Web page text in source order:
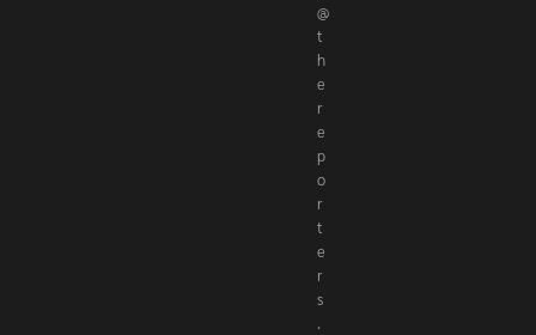
@
t
h
e
r
e
p
o
r
t
e
r
s
.